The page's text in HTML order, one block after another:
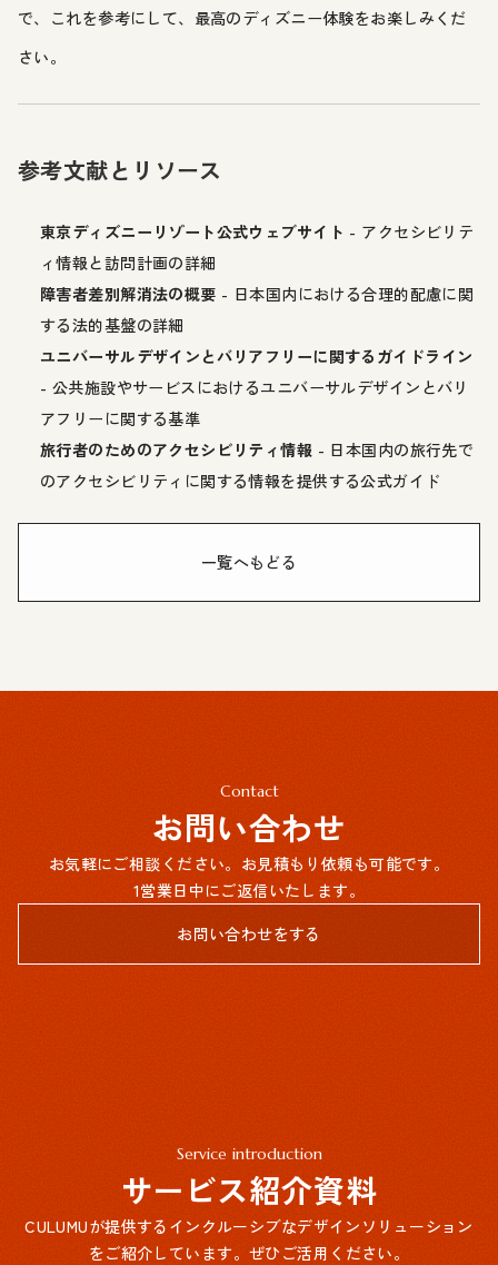
で、これを参考にして、最高のディズニー体験をお楽しみくだ
さい。
参考文献とリソース
東京ディズニーリゾート公式ウェブサイト - アクセシビリテ
ィ情報と訪問計画の詳細
障害者差別解消法の概要 - 日本国内における合理的配慮に関
する法的基盤の詳細
ユニバーサルデザインとバリアフリーに関するガイドライン
- 公共施設やサービスにおけるユニバーサルデザインとバリ
アフリーに関する基準
旅行者のためのアクセシビリティ情報 - 日本国内の旅行先で
のアクセシビリティに関する情報を提供する公式ガイド
一覧へもどる
Contact
お問い合わせ
お気軽にご相談ください。お見積もり依頼も可能です。
1営業日中にご返信いたします。
お問い合わせをする
Service introduction
サービス紹介資料
CULUMUが提供するインクルーシブなデザインソリューション
をご紹介しています。ぜひご活用ください。